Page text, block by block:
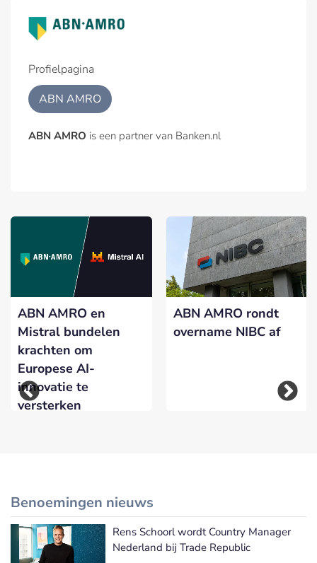
Profielpagina
ABN AMRO
ABN AMRO is een partner van Banken.nl
ABN AMRO en
Mistral bundelen
krachten om
Europese AI-
innovatie te
versterken
ABN AMRO rondt
overname NIBC af
Benoemingen nieuws
Meer Benoemingen nieuws
Rens Schoorl wordt Country Manager
Nederland bij Trade Republic